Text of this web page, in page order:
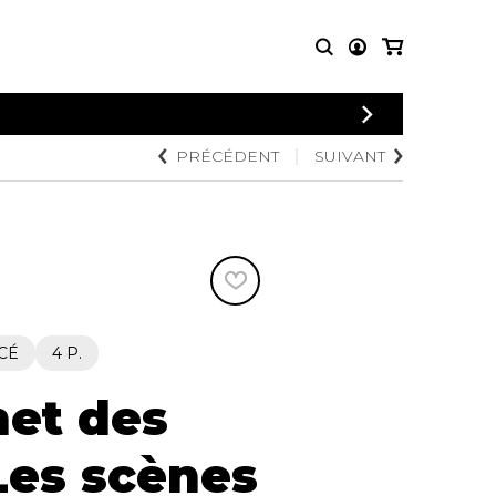
CONNEXION
PARTITIONS
POUR
Quatuor de saxophones
AUTRES
PRODUITS
Disques compacts et
DVDs
PRÉCÉDENT SUIVANT
4 P.
des
scènes